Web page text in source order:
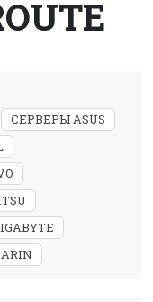
СЕРВЕРЫ ASUS